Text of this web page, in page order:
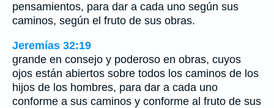
pensamientos, para dar a cada uno según sus
caminos, según el fruto de sus obras.
Jeremías 32:19
grande en consejo y poderoso en obras, cuyos
ojos están abiertos sobre todos los caminos de los
hijos de los hombres, para dar a cada uno
conforme a sus caminos y conforme al fruto de sus